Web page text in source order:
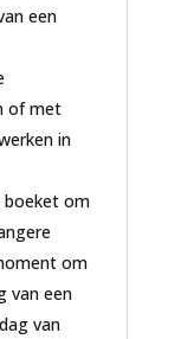
een
of met
in
boeket om
om
van een
van